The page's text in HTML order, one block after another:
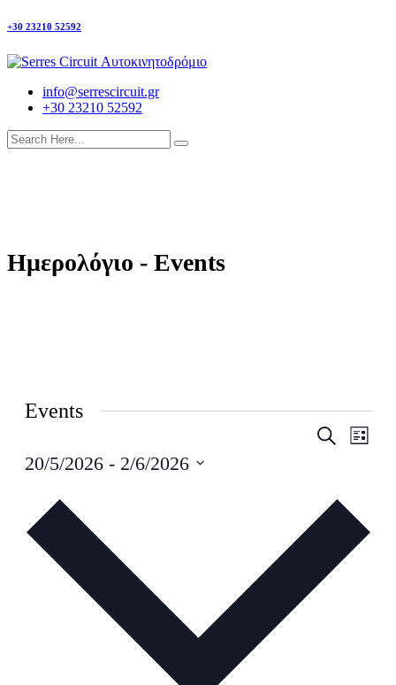
+30 23210 52592
info@serrescircuit.gr
+30 23210 52592
Ημερολόγιο - Events
Events
Events
Views
Search
Λίστα
20/5/2026 - 2/6/2026